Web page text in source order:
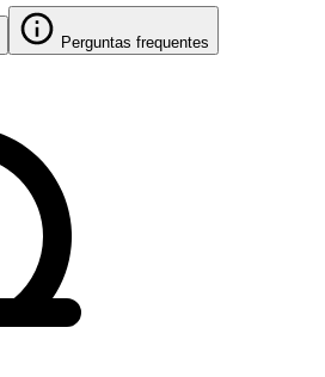
Perguntas frequentes